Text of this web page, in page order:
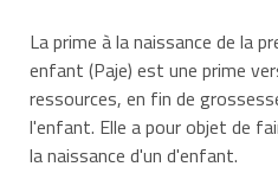
La prime à la naissance de la
enfant (Paje) est une prime
ressources, en fin de
l'enfant. Elle a pour objet de
la naissance d'un d'enfant.